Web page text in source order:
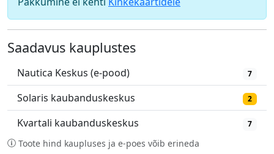
Saadavus kauplustes
Nautica Keskus (e-pood) 7
Solaris kaubanduskeskus 2
Kvartali kaubanduskeskus 7
Toote hind kaupluses ja e-poes võib erineda